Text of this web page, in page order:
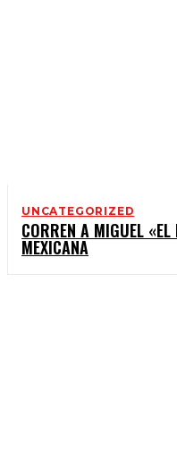
UNCATEGORIZED
CORREN A MIGUEL
MEXICANA